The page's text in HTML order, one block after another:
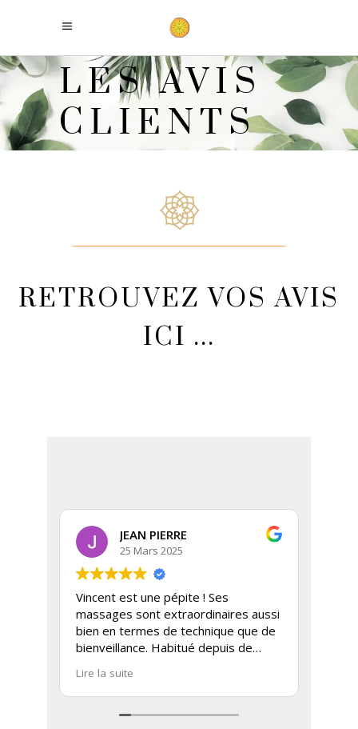
LES AVIS
CLIENTS
RETROUVEZ VOS AVIS
ICI ...
JEAN PIERRE
25 Mars 2025
Vincent est une pépite ! Ses
massages sont extraordinaires aussi
bien en termes de technique que de
bienveillance. Habitué depuis de
en Thaïlande et Indonésie, j'ai
rarement trouvé un tel niveau de
qualité de massage en France.
Lire la suite